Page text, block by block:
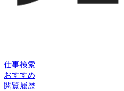
仕事検索
おすすめ
閲覧履歴